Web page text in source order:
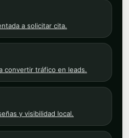
a solicitar cita.
convertir tráfico en leads.
y visibilidad local.